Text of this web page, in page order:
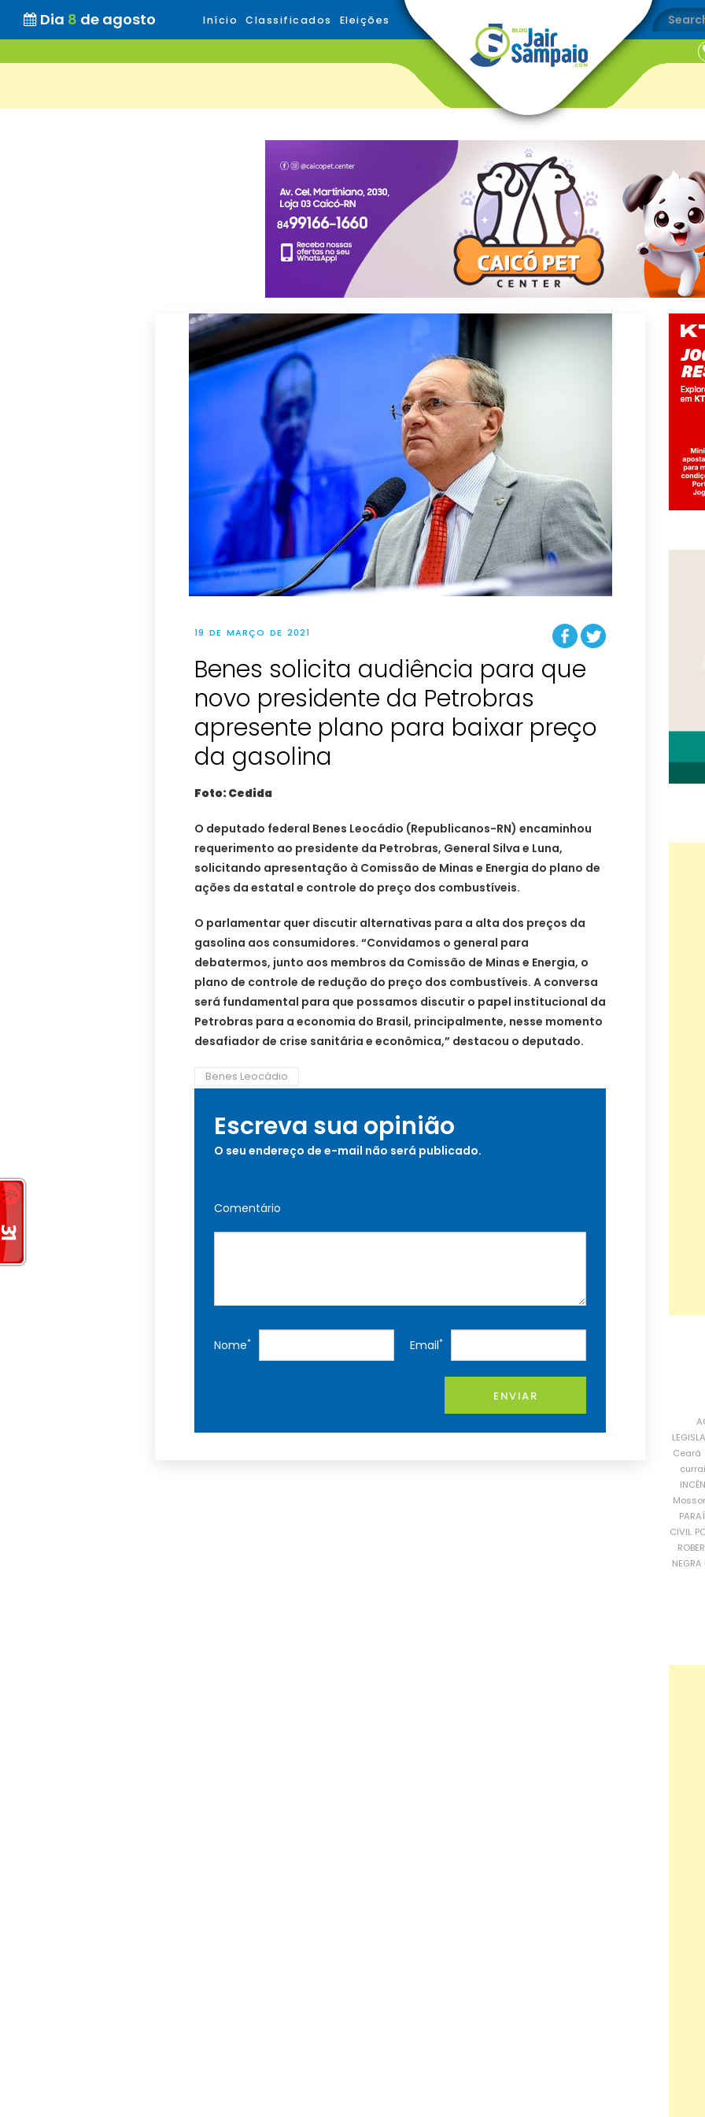
Dia 8 de agosto Início Classificados Eleições
19 DE MARÇO DE 2021
Benes solicita audiência para que
novo presidente da Petrobras
apresente plano para baixar preço
da gasolina
Foto: Cedida
O deputado federal Benes Leocádio (Republicanos-RN) encaminhou
requerimento ao presidente da Petrobras, General Silva e Luna,
solicitando apresentação à Comissão de Minas e Energia do plano de
ações da estatal e controle do preço dos combustíveis.
O parlamentar quer discutir alternativas para a alta dos preços da
gasolina aos consumidores. “Convidamos o general para
debatermos, junto aos membros da Comissão de Minas e Energia, o
plano de controle de redução do preço dos combustíveis. A conversa
será fundamental para que possamos discutir o papel institucional da
Petrobras para a economia do Brasil, principalmente, nesse momento
desafiador de crise sanitária e econômica,” destacou o deputado.
Benes Leocádio
Escreva sua opinião
O seu endereço de e-mail não será publicado.
Comentário
Nome* Email*
ENVIAR
Ceará
CIVIL
NEGRA